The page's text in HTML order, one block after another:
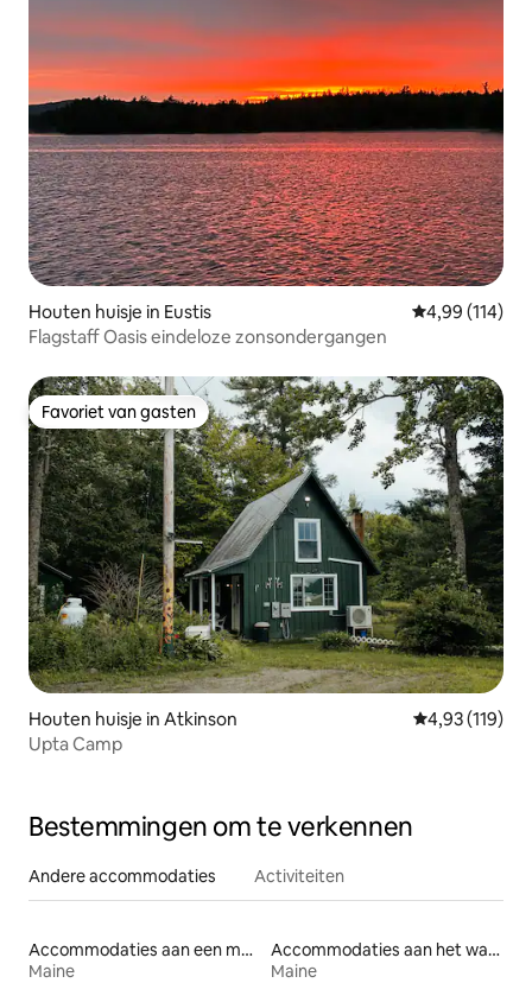
Houten huisje in Eustis Gemiddelde
4,99 (114)
Flagstaff Oasis eindeloze zonsondergangen
Favoriet van gasten
Favoriet van gasten
Houten huisje in Atkinson Gemiddelde
4,93 (119)
Upta Camp
Bestemmingen om te verkennen
Andere accommodaties Activiteiten
Accommodaties aan een meer
Maine
Accommodaties aan het water
Maine